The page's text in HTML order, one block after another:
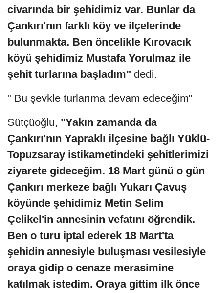
civarında bir şehidimiz var. Bunlar da
Çankırı'nın farklı köy ve ilçelerinde
bulunmakta. Ben öncelikle Kırovacık
köyü şehidimiz Mustafa Yorulmaz ile
şehit turlarına başladım" dedi.
" Bu şevkle turlarıma devam edeceğim"
Sütçüoğlu, "Yakın zamanda da
Çankırı'nın Yapraklı ilçesine bağlı Yüklü-
Topuzsaray istikametindeki şehitlerimizi
ziyarete gideceğim. 18 Mart günü o gün
Çankırı merkeze bağlı Yukarı Çavuş
köyünde şehidimiz Metin Selim
Çelikel'in annesinin vefatını öğrendik.
Ben o turu iptal ederek 18 Mart'ta
şehidin annesiyle buluşması vesilesiyle
oraya gidip o cenaze merasimine
katılmak istedim. Oraya gittim ilk önce